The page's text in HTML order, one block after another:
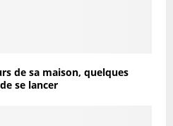
de sa maison, quelques
se lancer